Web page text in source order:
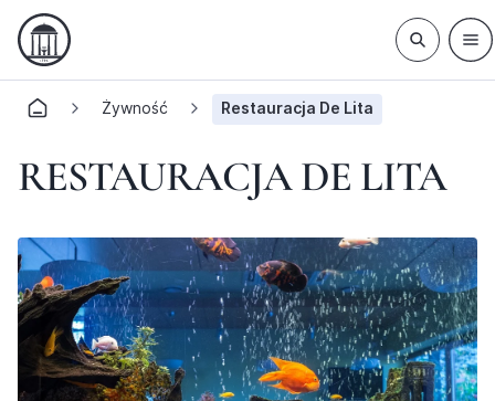
Żywność Restauracja De Lita
RESTAURACJA DE LITA